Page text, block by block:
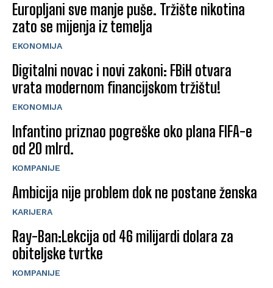
Europljani sve manje puše. Tržište nikotina
zato se mijenja iz temelja
EKONOMIJA
Digitalni novac i novi zakoni: FBiH otvara
vrata modernom financijskom tržištu!
EKONOMIJA
Infantino priznao pogreške oko plana FIFA-e
od 20 mlrd.
KOMPANIJE
Ambicija nije problem dok ne postane ženska
KARIJERA
Ray-Ban:Lekcija od 46 milijardi dolara za
obiteljske tvrtke
KOMPANIJE